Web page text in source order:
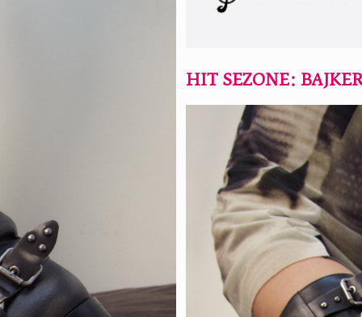
HIT SEZONE: